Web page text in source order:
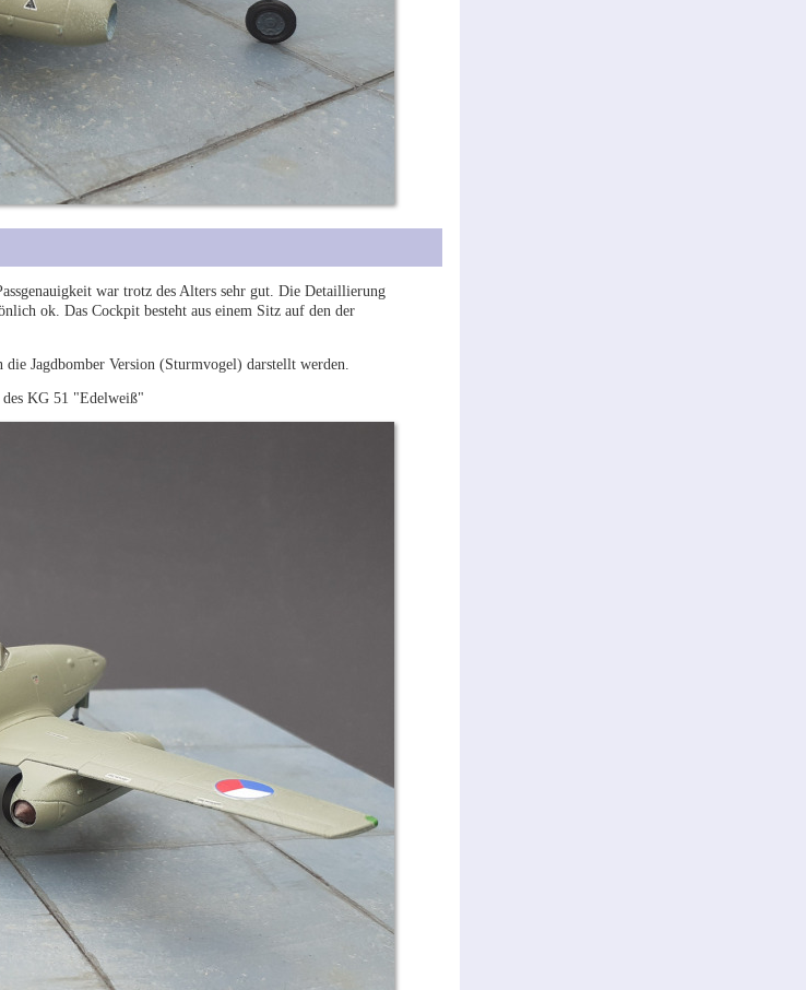
war trotz des Alters sehr gut. Die Detaillierung
ok. Das Cockpit besteht aus einem Sitz auf den der
Jagdbomber Version (Sturmvogel) darstellt werden.
KG 51 "Edelweiß"